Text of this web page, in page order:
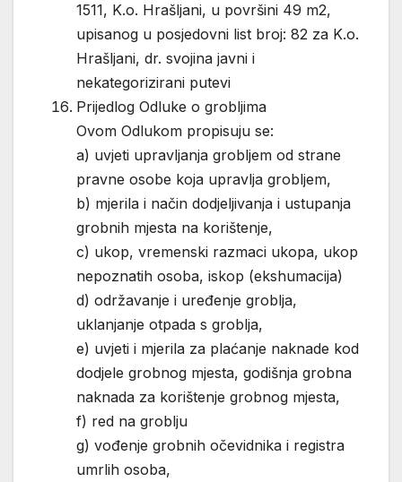
1511, K.o. Hrašljani, u površini 49 m2,
upisanog u posjedovni list broj: 82 za K.o.
Hrašljani, dr. svojina javni i
nekategorizirani putevi
Prijedlog Odluke o grobljima
Ovom Odlukom propisuju se:
a) uvjeti upravljanja grobljem od strane
pravne osobe koja upravlja grobljem,
b) mjerila i način dodjeljivanja i ustupanja
grobnih mjesta na korištenje,
c) ukop, vremenski razmaci ukopa, ukop
nepoznatih osoba, iskop (ekshumacija)
d) održavanje i uređenje groblja,
uklanjanje otpada s groblja,
e) uvjeti i mjerila za plaćanje naknade kod
dodjele grobnog mjesta, godišnja grobna
naknada za korištenje grobnog mjesta,
f) red na groblju
g) vođenje grobnih očevidnika i registra
umrlih osoba,